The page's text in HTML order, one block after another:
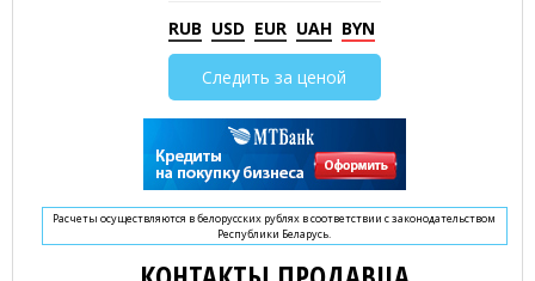
RUB USD EUR UAH BYN
Следить за ценой
Расчеты осуществляются в белорусских рублях в соответствии с законодательством
Республики Беларусь.